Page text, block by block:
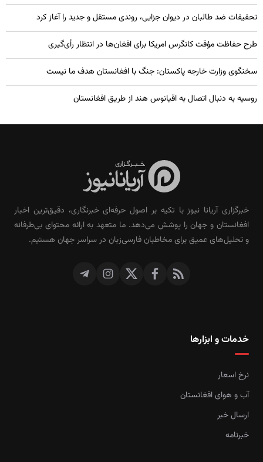
تحقیقات ضد طالبان در دیوان جزایی، روندی مستقل و جدید را آغاز کرد
طرح حفاظت مؤقت کانگرس امریکا برای افغان‌ها در انتظار رأی‌گیری
سخنگوی وزارت خارجه پاکستان: جنگ با افغانستان هدف ما نیست
روسیه به دنبال اتصال به اقیانوس هند از طریق افغانستان
خبرگزاری آریانا نیوز با تکیه بر اصول حرفه‌ای خبرنگاری، دقیق‌ترین اخبار
افغانستان و جهان را پوشش می‌دهد. ما متعهد به ارائه محتوای بی‌طرفانه
و تحلیل‌های عمیق برای مخاطبان فارسی‌زبان در سراسر جهان هستیم.
خدمات و ابزارها
نرخ اسعار
آب و هوای افغانستان
ارسال خبر
خبرنامه